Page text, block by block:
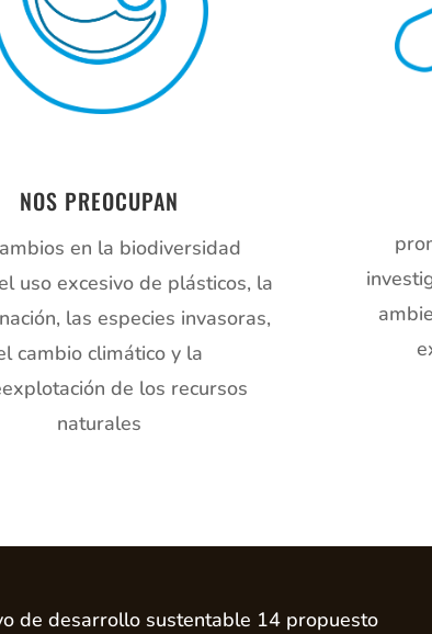
NOS PREOCUPAN
en la biodiversidad
uso excesivo de plásticos, la
las especies invasoras,
cambio climático y la
de los recursos
naturales
de desarrollo sustentable 14 propuesto